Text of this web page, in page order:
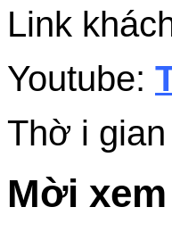
Link
Youtube:
Thờ i
Mời